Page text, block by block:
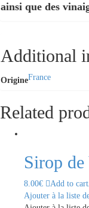
ainsi que des
Additional
OrigineFrance
Related
Sirop
8.00€ Add to cart
Ajouter à la liste